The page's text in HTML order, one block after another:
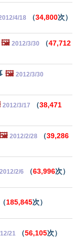
4/18 （34,800次）
🖼️ 2012/3/30 （47,712
🖼️ 2012/3/30
2012/3/17 （38,471
2012/2/28 （39,286
2012/2/6 （63,996次）
（185,845次）
21 （56,105次）